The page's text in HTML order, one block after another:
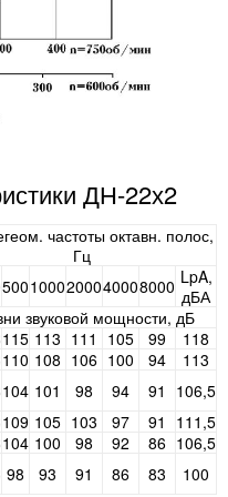
ДН-22х2
частоты октавн. полос,
Гц
5001000200040008000 LpA,
дБА
звуковой мощности, дБ
115 113 111 105 99
118
110 108 106 100 94
113
104 101 98 94 91 106,5
109 105 103 97 91
111,5
104 100 98 92 86 106,5
98 93 91 86 83 100